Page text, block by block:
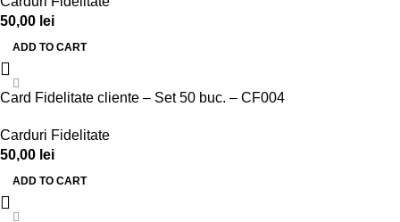
50,00 lei
ADD TO CART
Card Fidelitate cliente – Set 50 buc. – CF004
Carduri Fidelitate
50,00 lei
ADD TO CART